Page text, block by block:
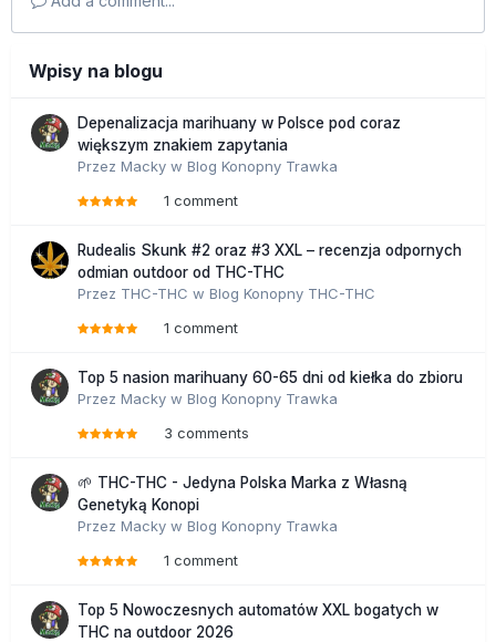
Wpisy na blogu
Depenalizacja marihuany w Polsce pod coraz
większym znakiem zapytania
Przez Macky w Blog Konopny Trawka
1 comment
Rudealis Skunk #2 oraz #3 XXL – recenzja odpornych
odmian outdoor od THC-THC
Przez THC-THC w Blog Konopny THC-THC
1 comment
Top 5 nasion marihuany 60-65 dni od kiełka do zbioru
Przez Macky w Blog Konopny Trawka
3 comments
🌱 THC-THC - Jedyna Polska Marka z Własną
Genetyką Konopi
Przez Macky w Blog Konopny Trawka
1 comment
Top 5 Nowoczesnych automatów XXL bogatych w
THC na outdoor 2026